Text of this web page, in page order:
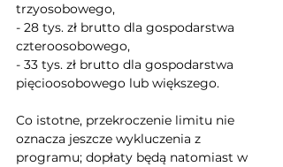
trzyosobowego,
- 28 tys. zł brutto dla gospodarstwa
czteroosobowego,
- 33 tys. zł brutto dla gospodarstwa
pięcioosobowego lub większego.
Co istotne, przekroczenie limitu nie
oznacza jeszcze wykluczenia z
programu; dopłaty będą natomiast w